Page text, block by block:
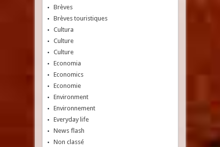
Brèves
Brèves touristiques
Cultura
Culture
Culture
Economia
Economics
Economie
Environment
Environnement
Everyday life
News flash
Non classé